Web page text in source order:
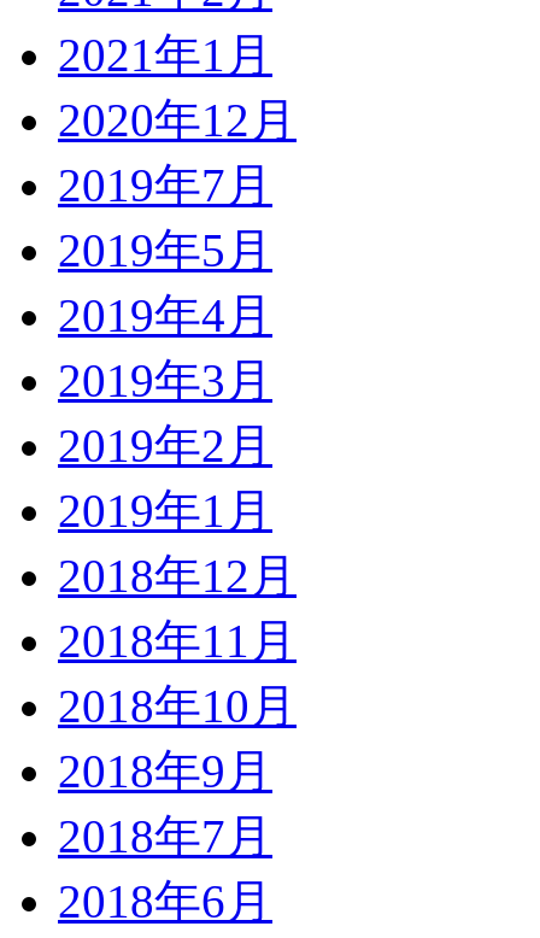
2021年1月
2020年12月
2019年7月
2019年5月
2019年4月
2019年3月
2019年2月
2019年1月
2018年12月
2018年11月
2018年10月
2018年9月
2018年7月
2018年6月